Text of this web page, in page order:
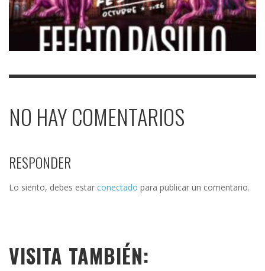
NO HAY COMENTARIOS
RESPONDER
Lo siento, debes estar conectado para publicar un comentario.
VISITA TAMBIÉN: